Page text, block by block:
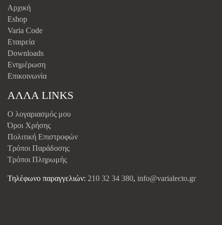
Αρχική
Eshop
Varia Code
Εταιρεία
Downloads
Ενημέρωση
Επικοινωνία
ΑΛΛΑ LINKS
Ο λογαριασμός μου
Όροι Χρήσης
Πολιτική Επιστροφών
Τρόποι Παράδοσης
Τρόποι Πληρωμής
Τηλέφωνο παραγγελιών: 210 32 34 380, info@varialecto.gr